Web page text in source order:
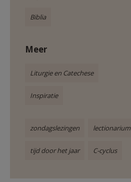
Biblia
Meer
Liturgie en Catechese
Inspiratie
zondagslezingen lectionarium
tijd door het jaar C-cyclus